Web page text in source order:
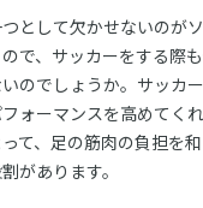
として欠かせないのが
で、サッカーをする際
のでしょうか。サッカ
ォーマンスを高めてく
て、足の筋肉の負担を
があります。